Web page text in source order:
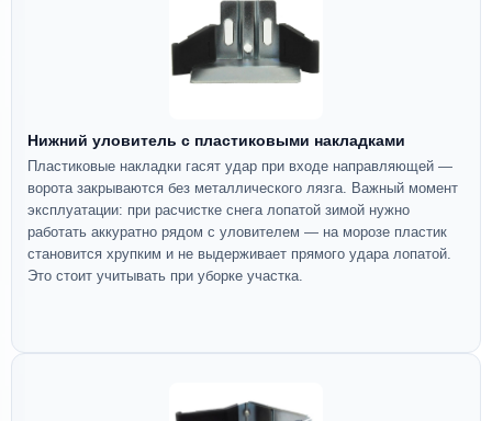
Нижний уловитель с пластиковыми накладками
Пластиковые накладки гасят удар при входе направляющей —
ворота закрываются без металлического лязга. Важный момент
эксплуатации: при расчистке снега лопатой зимой нужно
работать аккуратно рядом с уловителем — на морозе пластик
становится хрупким и не выдерживает прямого удара лопатой.
Это стоит учитывать при уборке участка.